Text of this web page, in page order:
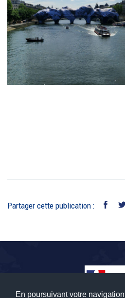
En poursuivant votre
Partager cette publication :